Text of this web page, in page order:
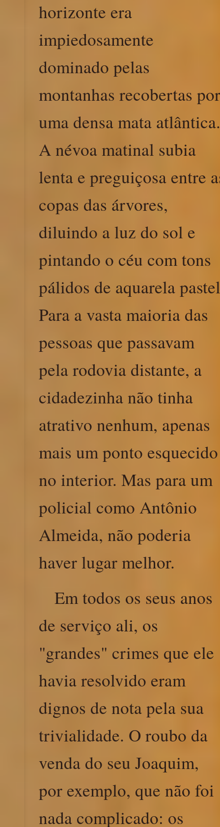
horizonte era
impiedosamente
dominado pelas
montanhas recobertas por
uma densa mata atlântica.
A névoa matinal subia
lenta e preguiçosa entre
copas das árvores,
diluindo a luz do sol e
pintando o céu com tons
pálidos de aquarela
Para a vasta maioria das
pessoas que passavam
pela rodovia distante, a
cidadezinha não tinha
atrativo nenhum, apenas
mais um ponto esquecido
no interior. Mas para um
policial como Antônio
Almeida, não poderia
haver lugar melhor.
Em todos os seus anos
de serviço ali, os
"grandes" crimes que ele
havia resolvido eram
dignos de nota pela sua
trivialidade. O roubo da
venda do seu Joaquim,
por exemplo, que não foi
nada complicado: os